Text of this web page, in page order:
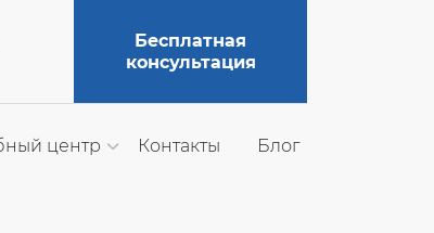
Бесплатная
консультация
центр Контакты Блог